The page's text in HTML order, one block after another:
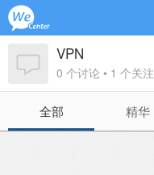
VPN
0 个讨论 • 1 个关注
全部 精华